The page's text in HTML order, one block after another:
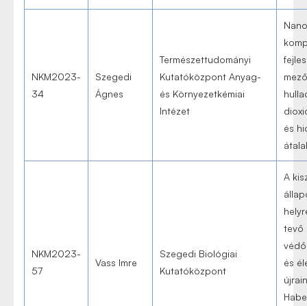
NKM2023-
34
Szegedi
Ágnes
Természettudományi
Kutatóközpont Anyag-
és Környezetkémiai
Intézet
és
NKM2023-
57
Vass Imre
Szegedi Biológiai
Kutatóközpont
A
tevő
és